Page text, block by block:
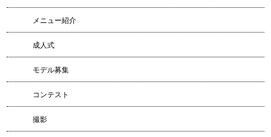
メニュー紹介
成人式
モデル募集
コンテスト
撮影